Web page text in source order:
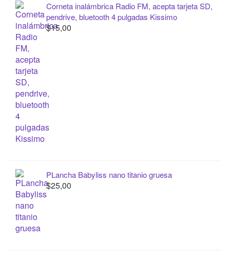
Corneta inalámbrica Radio FM, acepta tarjeta SD,
pendrive, bluetooth 4 pulgadas Kissimo
$15,00
PLancha Babyliss nano titanio gruesa
$25,00